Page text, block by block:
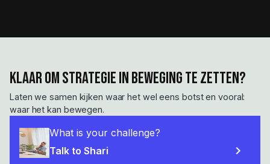
Klaar om strategie in beweging te zetten?
Laten we samen kijken waar het wel eens botst en vooral:
waar het kan bewegen.
What is your challenge?
Talk to Shari
chevron_right